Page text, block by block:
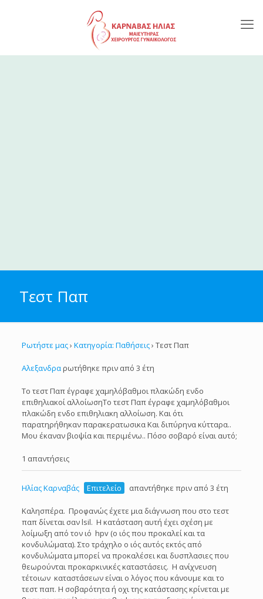
Τεστ Παπ
Ρωτήστε μας› Κατηγορία: Παθήσεις› Τεστ Παπ
Αλεξανδραρωτήθηκε πριν από 3 έτη
Το τεστ Παπ έγραφε χαμηλόβαθμοι πλακώδη ενδο
επιθηλιακοί αλλοίωσηΤο τεστ Παπ έγραφε χαμηλόβαθμοι
πλακώδη ενδο επιθηλιακη αλλοίωση. Και ότι
παρατηρήθηκαν παρακερατωσικα Και διπύρηνα κύτταρα..
Μου έκαναν βιοψία και περιμένω.. Πόσο σοβαρό είναι αυτό;
1 απαντήσεις
Ηλίας Καρναβάς Επιτελείο απαντήθηκε πριν από 3 έτη
Καλησπέρα. Προφανώς έχετε μια διάγνωση που στο τεστ
παπ δίνεται σαν lsil. Η κατάσταση αυτή έχει σχέση με
λοίμωξη από τον ιό hpv (ο ιός που προκαλεί και τα
κονδυλώματα). Στο τράχηλο ο ιός αυτός εκτός από
κονδυλώματα μπορεί να προκαλέσει και δυσπλασιες που
θεωρούνται προκαρκινικές καταστάσεις. Η ανίχνευση
τέτοιων καταστάσεων είναι ο λόγος που κάνουμε και το
τεστ παπ. Η σοβαρότητα ή οχι της κατάστασης κρίνεται με